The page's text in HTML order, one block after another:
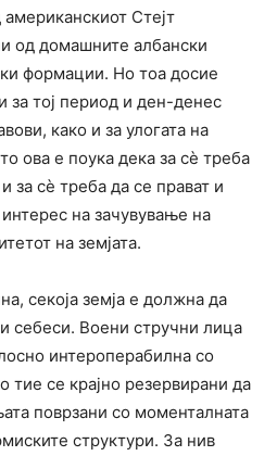
Стејт
од домашните албански
формации. Но тоа досие
за тој период и ден-денес
како и за улогата на
ова е поука дека за сѐ треба
за сѐ треба да се прават и
на зачувување на
на земјата.
секоја земја е должна да
себеси. Воени стручни лица
интероперабилна со
тие се крајно резервирани да
поврзани со моменталната
структури. За нив